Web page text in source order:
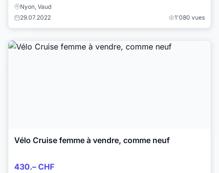
Nyon, Vaud
29.07.2022
1'080 vues
Vélo Cruise femme à vendre, comme neuf
430.– CHF